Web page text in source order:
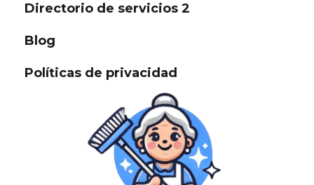
Directorio de servicios 2
Blog
Políticas de privacidad